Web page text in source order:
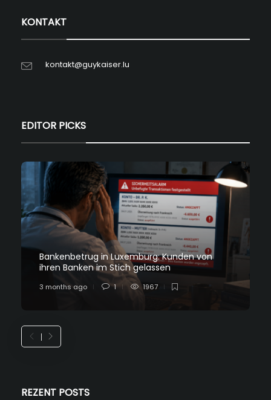
KONTAKT
kontakt@guykaiser.lu
EDITOR PICKS
Bankenbetrug in Luxemburg: Kunden von
ihren Banken im Stich gelassen
3 months ago 1 1967
REZENT POSTS